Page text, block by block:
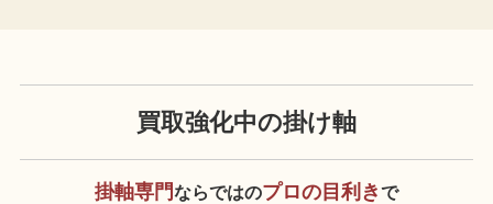
買取強化中の掛け軸
掛軸専門ならではのプロの目利きで